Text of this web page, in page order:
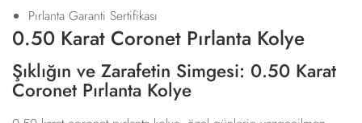
Pırlanta Garanti Sertifikası
0.50 Karat Coronet Pırlanta Kolye
Şıklığın ve Zarafetin Simgesi: 0.50 Karat
Coronet Pırlanta Kolye